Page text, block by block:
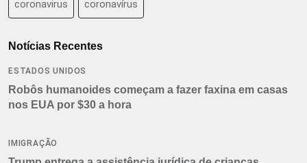
coronavirus coronavírus
Notícias Recentes
ESTADOS UNIDOS
Robôs humanoides começam a fazer faxina em casas
nos EUA por $30 a hora
IMIGRAÇÃO